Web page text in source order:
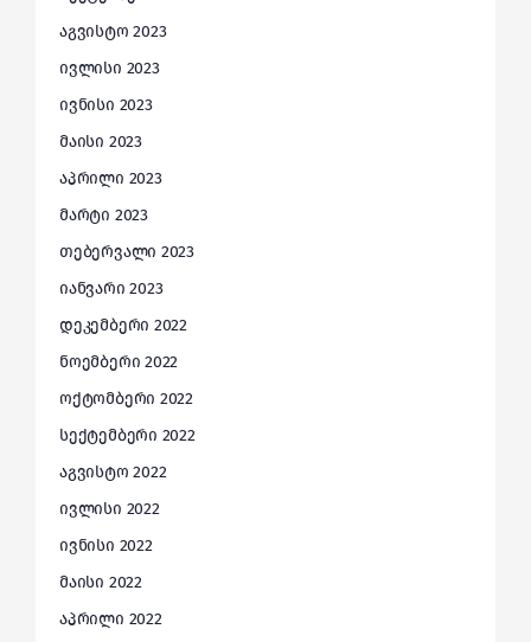
აგვისტო 2023
ივლისი 2023
ივნისი 2023
მაისი 2023
აპრილი 2023
მარტი 2023
თებერვალი 2023
იანვარი 2023
დეკემბერი 2022
ნოემბერი 2022
ოქტომბერი 2022
სექტემბერი 2022
აგვისტო 2022
ივლისი 2022
ივნისი 2022
მაისი 2022
აპრილი 2022